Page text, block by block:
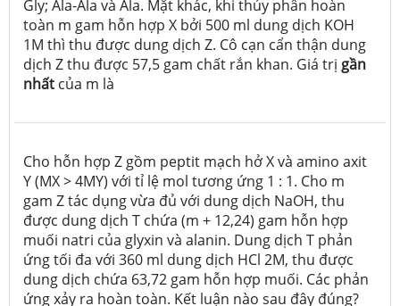
Gly; Ala-Ala và Ala. Mặt khác, khi thủy phân hoàn
toàn m gam hỗn hợp X bởi 500 ml dung dịch KOH
1M thì thu được dung dịch Z. Cô cạn cẩn thận dung
dịch Z thu được 57,5 gam chất rắn khan. Giá trị gần
nhất của m là
Cho hỗn hợp Z gồm peptit mạch hở X và amino axit
Y (MX> 4MY) với tỉ lệ mol tương ứng 1 : 1. Cho m
gam Z tác dụng vừa đủ với dung dịch NaOH, thu
được dung dịch T chứa (m + 12,24) gam hỗn hợp
muối natri của glyxin và alanin. Dung dịch T phản
ứng tối đa với 360 ml dung dịch HCl 2M, thu được
dung dịch chứa 63,72 gam hỗn hợp muối. Các phản
ứng xảy ra hoàn toàn. Kết luận nào sau đây đúng?